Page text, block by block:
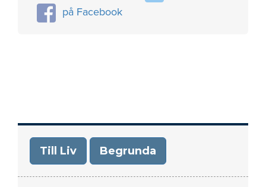
på Facebook
Till Liv Begrunda